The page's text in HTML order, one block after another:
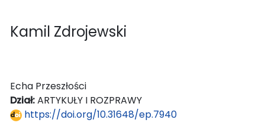
Kamil Zdrojewski
Echa Przeszłości
Dział:ARTYKUŁY I ROZPRAWY
https://doi.org/10.31648/ep.7940